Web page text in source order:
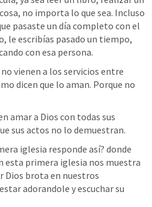
no importa lo que sea. Incluso
pasaste un día completo con el
le escribías pasado un tiempo,
con esa persona.
vienen a los servicios entre
dicen que lo aman. Porque no
amar a Dios con todas sus
sus actos no lo demuestran.
iglesia responde así? donde
esta primera iglesia nos muestra
Dios brota en nuestros
adorandole y escuchar su